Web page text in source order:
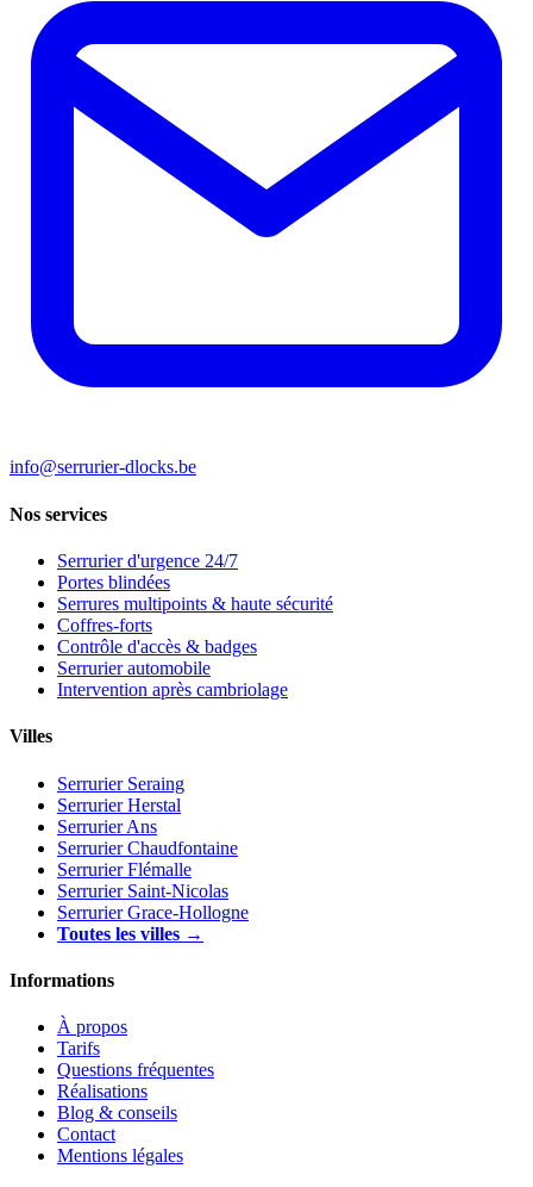
info@serrurier-dlocks.be
Nos services
Serrurier d'urgence 24/7
Portes blindées
Serrures multipoints & haute sécurité
Coffres-forts
Contrôle d'accès & badges
Serrurier automobile
Intervention après cambriolage
Villes
Serrurier Seraing
Serrurier Herstal
Serrurier Ans
Serrurier Chaudfontaine
Serrurier Flémalle
Serrurier Saint-Nicolas
Serrurier Grace-Hollogne
Toutes les villes →
Informations
À propos
Tarifs
Questions fréquentes
Réalisations
Blog & conseils
Contact
Mentions légales